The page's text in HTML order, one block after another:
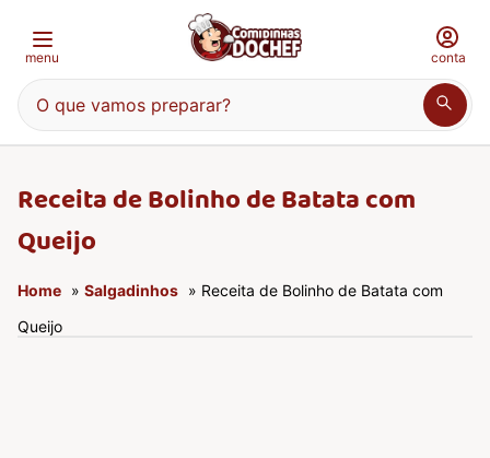
menu
O que vamos preparar?
conta
Receita de Bolinho de Batata com
Queijo
Home » Salgadinhos » Receita de Bolinho de Batata com
Queijo